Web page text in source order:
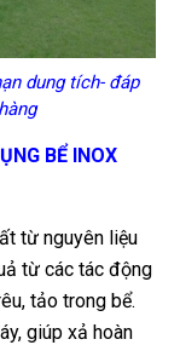
dung tích- đáp
BỂ INOX
từ nguyên liệu
từ các tác động
tảo trong bể.
giúp xả hoàn